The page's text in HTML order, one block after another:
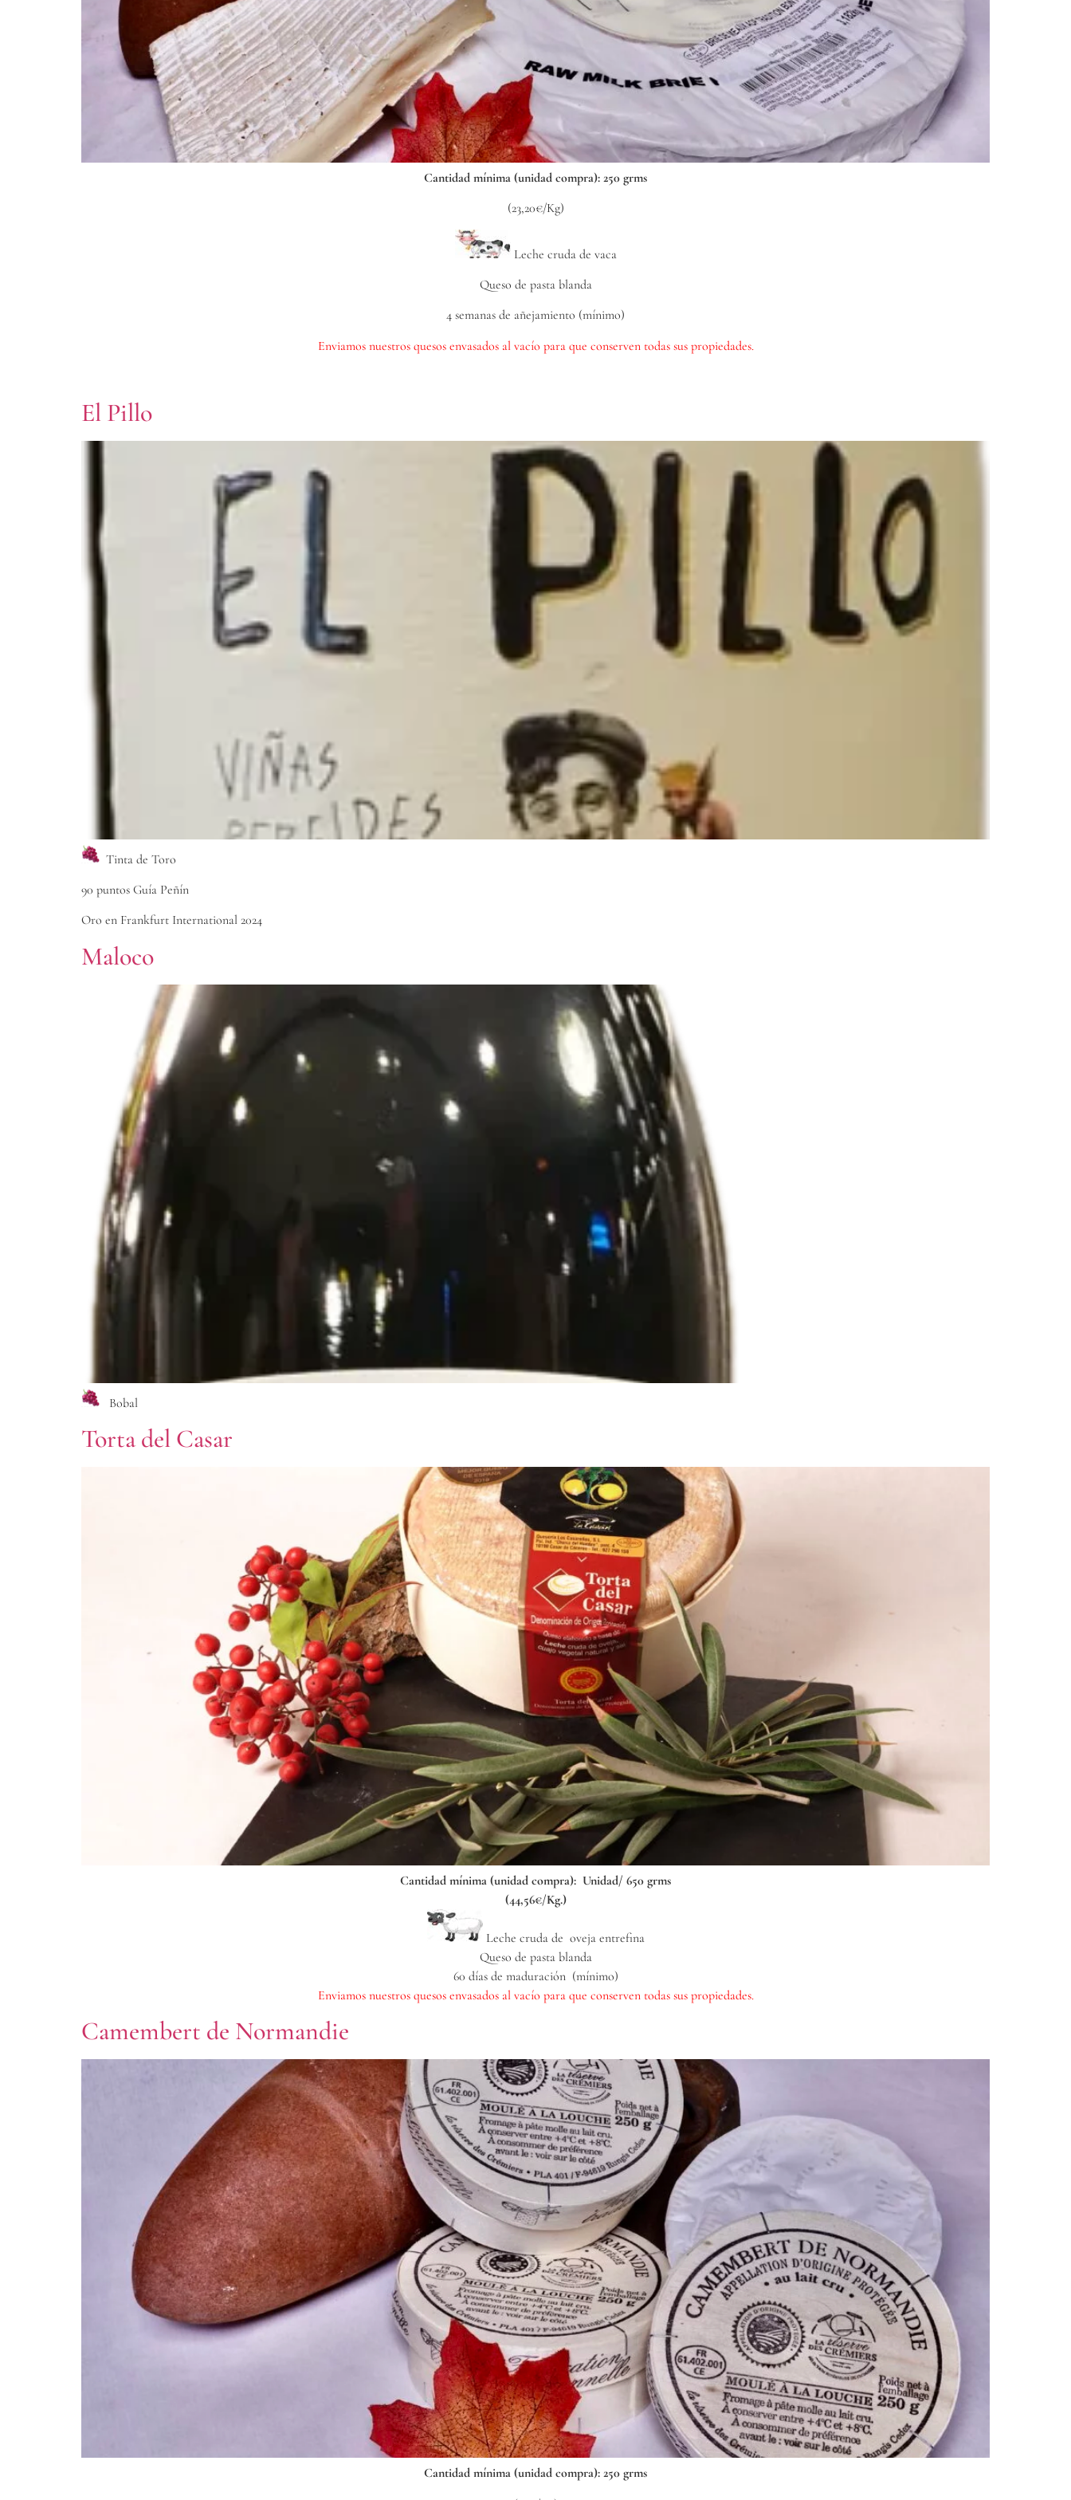
Cantidad mínima (unidad compra): 250 grms
(23,20€/Kg)
Leche cruda de vaca
Queso de pasta blanda
4 semanas de añejamiento (mínimo)
Enviamos nuestros quesos envasados al vacío para que conserven todas sus propiedades.
El Pillo
Tinta de Toro
90 puntos Guía Peñín
Oro en Frankfurt International 2024
Maloco
Bobal
Torta del Casar
Cantidad mínima (unidad compra): Unidad/ 650 grms
(44,56€/Kg.)
Leche cruda de oveja entrefina
Queso de pasta blanda
60 días de maduración (mínimo)
Enviamos nuestros quesos envasados al vacío para que conserven todas sus propiedades.
Camembert de Normandie
Cantidad mínima (unidad compra): 250 grms